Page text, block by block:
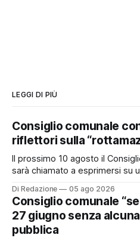
LEGGI DI PIÙ
Consiglio comunale
riflettori sulla
Il prossimo 10 agosto il
sarà chiamato a esprimersi su
possibile adesione del Comune
“rottamazione quinquies” dei
Riscossione. Prima, però, c’è
Di Redazione 05 ago 2026
Consiglio comunale
27 giugno senza
pubblica